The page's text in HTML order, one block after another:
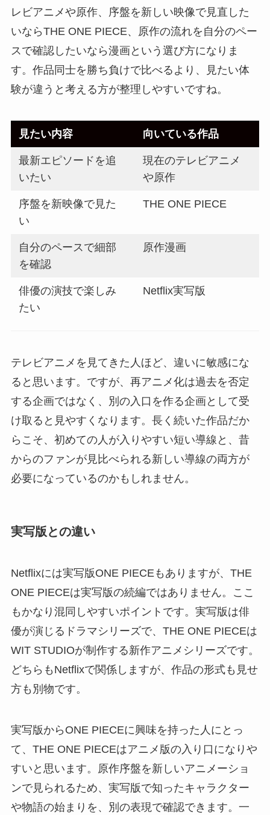
レビアニメや原作、序盤を新しい映像で見直した
いならTHE ONE PIECE、原作の流れを自分のペー
スで確認したいなら漫画という選び方になりま
す。作品同士を勝ち負けで比べるより、見たい体
験が違うと考える方が整理しやすいですね。
見たい内容 向いている作品
最新エピソードを追
いたい
現在のテレビアニメ
や原作
序盤を新映像で見た
い
THE ONE PIECE
自分のペースで細部
を確認
原作漫画
俳優の演技で楽しみ
たい
Netflix実写版
テレビアニメを見てきた人ほど、違いに敏感にな
ると思います。ですが、再アニメ化は過去を否定
する企画ではなく、別の入口を作る企画として受
け取ると見やすくなります。長く続いた作品だか
らこそ、初めての人が入りやすい短い導線と、昔
からのファンが見比べられる新しい導線の両方が
必要になっているのかもしれません。
実写版との違い
Netflixには実写版ONE PIECEもありますが、THE
ONE PIECEは実写版の続編ではありません。ここ
もかなり混同しやすいポイントです。実写版は俳
優が演じるドラマシリーズで、THE ONE PIECEは
WIT STUDIOが制作する新作アニメシリーズです。
どちらもNetflixで関係しますが、作品の形式も見せ
方も別物です。
実写版からONE PIECEに興味を持った人にとっ
て、THE ONE PIECEはアニメ版の入り口になりや
すいと思います。原作序盤を新しいアニメーショ
ンで見られるため、実写版で知ったキャラクター
や物語の始まりを、別の表現で確認できます。一